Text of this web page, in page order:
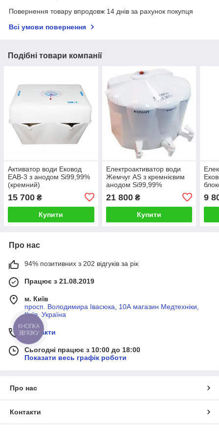
Повернення товару впродовж 14 днів за рахунок покупця
Всі умови повернення
Подібні товари компанії
Активатор води Ековод
ЕАВ-3 з анодом Si99,99%
(кремний)
15 700 ₴
Купити
Електроактиватор води
Жемчуг AS з кремнієвим
анодом Si99,99%
21 800₴
Купити
9
Про нас
94% позитивних з 202 відгуків за рік
Працює з 21.08.2019
м. Київ
просп. Володимира Івасюка, 10А магазин Медтехніки,
Київ, Україна
Контакти
Сьогодні працює з 10:00 до 18:00
Показати весь графік роботи
Про нас
Контакти
КНОПКА
ЗВ'ЯЗКУ